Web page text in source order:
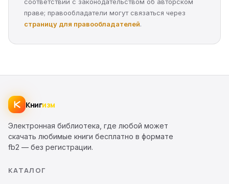
праве; правообладатели могут связаться через
страницу для правообладателей.
Книгизм
Электронная библиотека, где любой может
скачать любимые книги бесплатно в формате
fb2 — без регистрации.
КАТАЛОГ